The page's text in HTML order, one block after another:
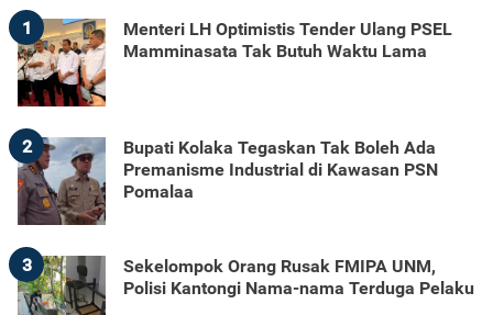
1
Menteri LH Optimistis Tender Ulang PSEL
Mamminasata Tak Butuh Waktu Lama
2
Bupati Kolaka Tegaskan Tak Boleh Ada
Premanisme Industrial di Kawasan PSN
Pomalaa
3
Sekelompok Orang Rusak FMIPA UNM,
Polisi Kantongi Nama-nama Terduga Pelaku